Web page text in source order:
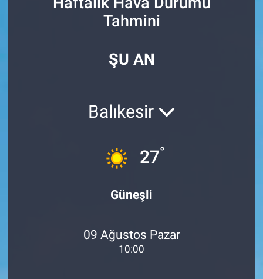
Tahmini
ŞU AN
Balıkesir
27°
Güneşli
09 Ağustos Pazar
10:00